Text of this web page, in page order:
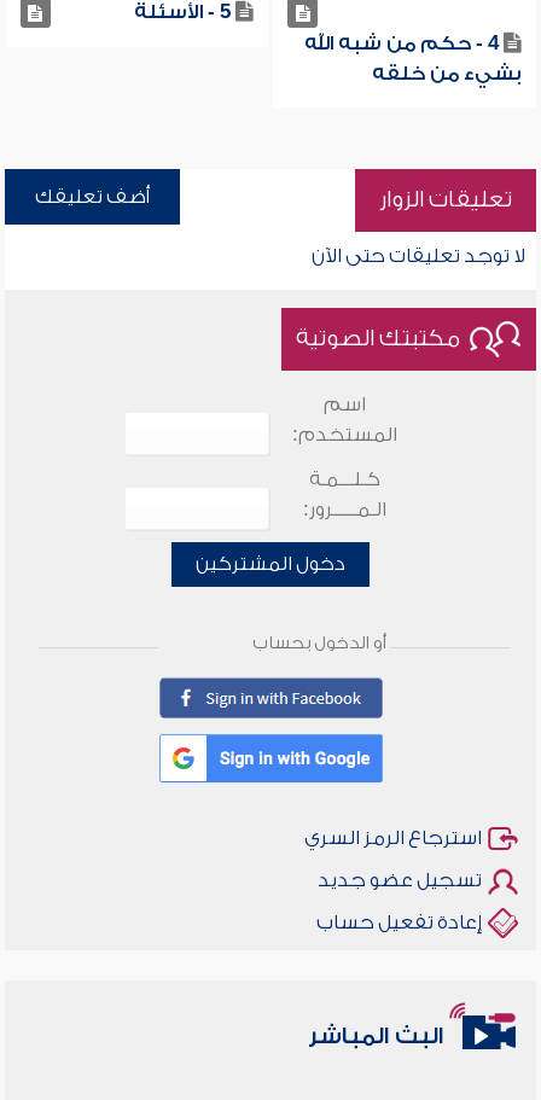
4 - حكم من شبه الله
بشيء من خلقه
5 - الأسئلة
تعليقات الزوار أضف تعليقك
لا توجد تعليقات حتى الآن
مكتبتك الصوتية
اسم
المستخدم:
كـلـــمـة
الـمـــــرور:
دخول المشتركين
أو الدخول بحساب
استرجاع الرمز السري
تسجيل عضو جديد
إعادة تفعيل حساب
البث المباشر